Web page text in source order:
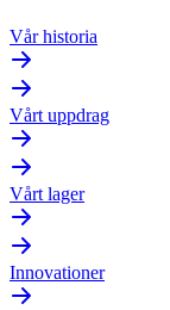
Vår historia
Vårt uppdrag
Vårt lager
Innovationer